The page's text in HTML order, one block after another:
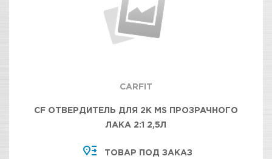
CARFIT
CF ОТВЕРДИТЕЛЬ ДЛЯ 2К MS ПРОЗРАЧНОГО
ЛАКА 2:1 2,5Л
ТОВАР ПОД ЗАКАЗ